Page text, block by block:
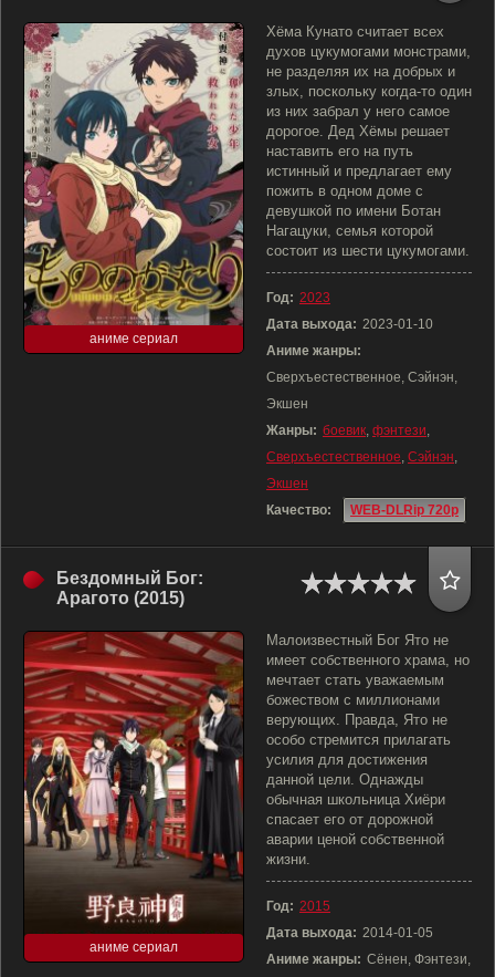
аниме сериал
Хёма Кунато считает всех
духов цукумогами монстрами,
не разделяя их на добрых и
злых, поскольку когда-то один
из них забрал у него самое
дорогое. Дед Хёмы решает
наставить его на путь
истинный и предлагает ему
пожить в одном доме с
девушкой по имени Ботан
Нагацуки, семья которой
состоит из шести цукумогами.
Год: 2023
Дата выхода: 2023-01-10
Аниме жанры:
Сверхъестественное, Сэйнэн,
Экшен
Жанры: боевик, фэнтези,
Сверхъестественное, Сэйнэн,
Экшен
Качество:
WEB-DLRip 720p
Бездомный Бог:
Арагото (2015)
аниме сериал
Малоизвестный Бог Ято не
имеет собственного храма, но
мечтает стать уважаемым
божеством с миллионами
верующих. Правда, Ято не
особо стремится прилагать
усилия для достижения
данной цели. Однажды
обычная школьница Хиёри
спасает его от дорожной
аварии ценой собственной
жизни.
Год: 2015
Дата выхода: 2014-01-05
Аниме жанры: Сёнен, Фэнтези,